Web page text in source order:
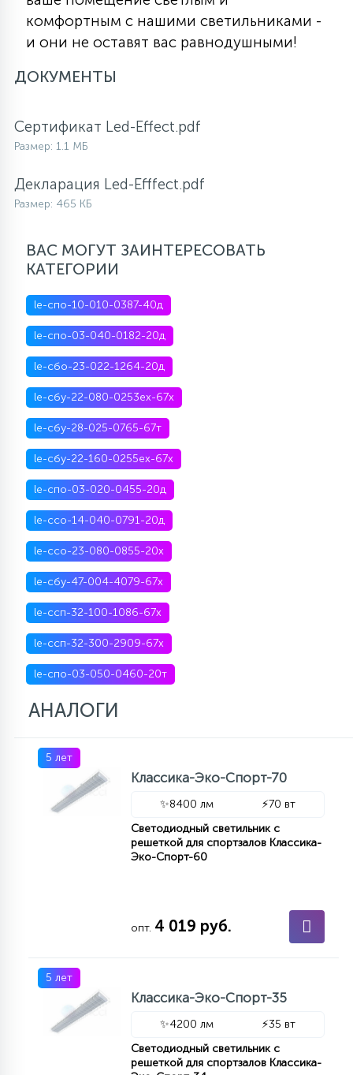
комфортным с нашими светильниками -
и они не оставят вас равнодушными!
ДОКУМЕНТЫ
Сертификат Led-Effect.pdf
Размер: 1.1 МБ
Декларация Led-Efffect.pdf
Размер: 465 КБ
ВАС МОГУТ ЗАИНТЕРЕСОВАТЬ
КАТЕГОРИИ
le-спо-10-010-0387-40д
le-спо-03-040-0182-20д
le-сбо-23-022-1264-20д
le-сбу-22-080-0253ex-67х
le-сбу-28-025-0765-67т
le-сбу-22-160-0255ex-67х
le-спо-03-020-0455-20д
le-ссо-14-040-0791-20д
le-ссо-23-080-0855-20х
le-сбу-47-004-4079-67х
le-ссп-32-100-1086-67х
le-ссп-32-300-2909-67х
le-спо-03-050-0460-20т
АНАЛОГИ
5 лет
Классика-Эко-Спорт-70
✨8400 лм ⚡70 вт
Светодиодный светильник с
решеткой для спортзалов Классика-
Эко-Спорт-60
опт. 4 019 руб.
5 лет
Классика-Эко-Спорт-35
✨4200 лм ⚡35 вт
Светодиодный светильник с
решеткой для спортзалов Классика-